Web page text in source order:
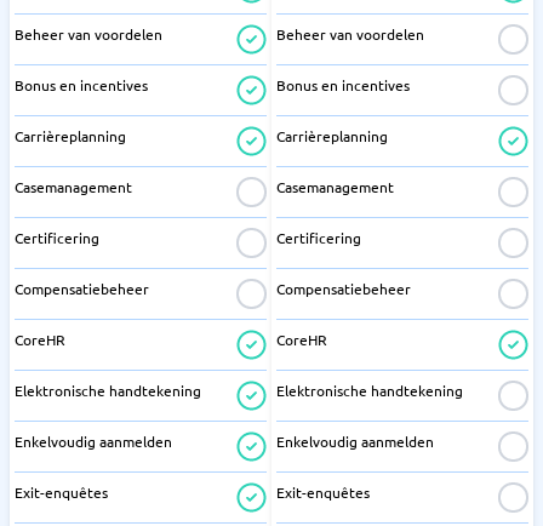
Beheer van voordelen
Bonus en incentives
Carrièreplanning
Casemanagement
Certificering
Compensatiebeheer
CoreHR
Elektronische handtekening
Enkelvoudig aanmelden
Exit-enquêtes
Beheer van voordelen
Bonus en incentives
Carrièreplanning
Casemanagement
Certificering
Compensatiebeheer
CoreHR
Elektronische handtekening
Enkelvoudig aanmelden
Exit-enquêtes